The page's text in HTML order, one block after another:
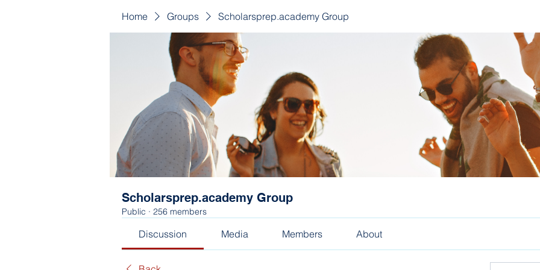
Home Groups Scholarsprep.academy Group
Scholarsprep.academy Group
Public · 256 members
Discussion Media Members About